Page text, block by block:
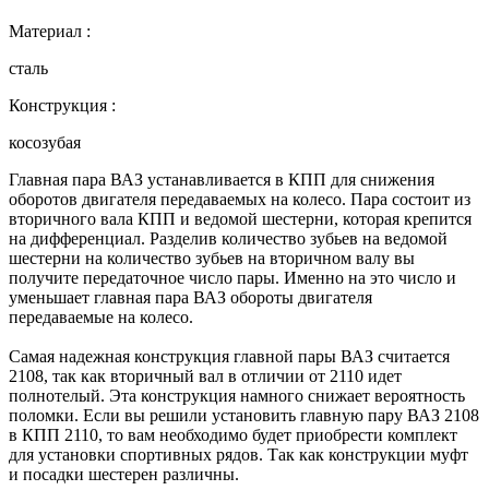
Материал :
сталь
Конструкция :
косозубая
Главная пара ВАЗ устанавливается в КПП для снижения
оборотов двигателя передаваемых на колесо. Пара состоит из
вторичного вала КПП и ведомой шестерни, которая крепится
на дифференциал. Разделив количество зубьев на ведомой
шестерни на количество зубьев на вторичном валу вы
получите передаточное число пары. Именно на это число и
уменьшает главная пара ВАЗ обороты двигателя
передаваемые на колесо.
Самая надежная конструкция главной пары ВАЗ считается
2108, так как вторичный вал в отличии от 2110 идет
полнотелый. Эта конструкция намного снижает вероятность
поломки. Если вы решили установить главную пару ВАЗ 2108
в КПП 2110, то вам необходимо будет приобрести комплект
для установки спортивных рядов. Так как конструкции муфт
и посадки шестерен различны.